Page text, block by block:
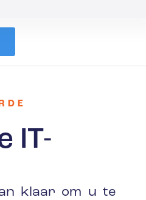
IT-
klaar om u te